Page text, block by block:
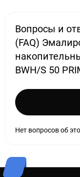
Вопросы и
(FAQ)
BWH/S 50
Нет вопросов об